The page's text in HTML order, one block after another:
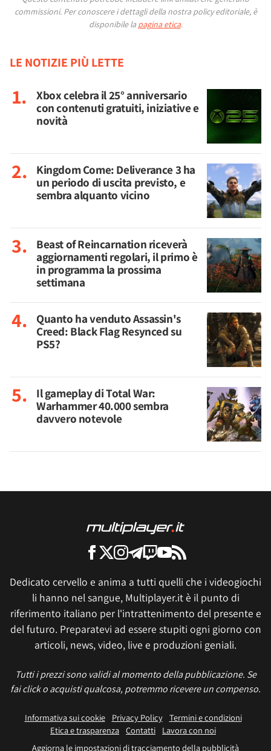
commissioni. Per conoscere i dettagli della nostra policy editoriale, è
disponibile la pagina etica.
LE NOTIZIE PIÙ LETTE
Xbox celebra il 25° anniversario
con contenuti gratuiti, iniziative e
novità
Kingdom Come: Deliverance 3 ha
un periodo di uscita previsto, e
sembra alquanto vicino
Beast of Reincarnation riceverà
aggiornamenti regolari, il primo è
in programma la prossima
settimana
Quanto ha venduto Assassin's
Creed: Black Flag Resynced su
PS5?
Il gameplay di Total War:
Warhammer 40.000 sembra
davvero notevole
Dedicato cervello e anima a tutti quelli che i videogiochi
li hanno nel sangue, Multiplayer.it è il punto di
riferimento italiano per l'intrattenimento del presente e
del futuro. Preparatevi ad essere stupiti ogni giorno con
articoli, news, video, live e produzioni geniali.
Tutti i prezzi sono validi al momento della pubblicazione. Se
fai click o acquisti qualcosa, potremmo ricevere un compenso.
Informativa sui cookie Privacy Policy
Termini e condizioni
Etica e trasparenza Contatti
Lavora con noi
Aggiorna le impostazioni di tracciamento della pubblicità